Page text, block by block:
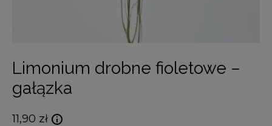
Limonium drobne fioletowe –
gałązka
11,90 zł